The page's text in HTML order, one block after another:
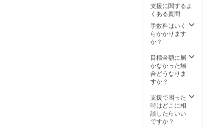
しては
お客さ
ま側で
ご用意
くださ
供
フォー
マット
を事前
らせく
ださ
い。 お
礼メー
支援に関するよ
くある質問
手数料はいく
らかかります
か？
目標金額に届
かなかった場
合どうなりま
すか？
支援で困った
時はどこに相
談したらいい
ですか？